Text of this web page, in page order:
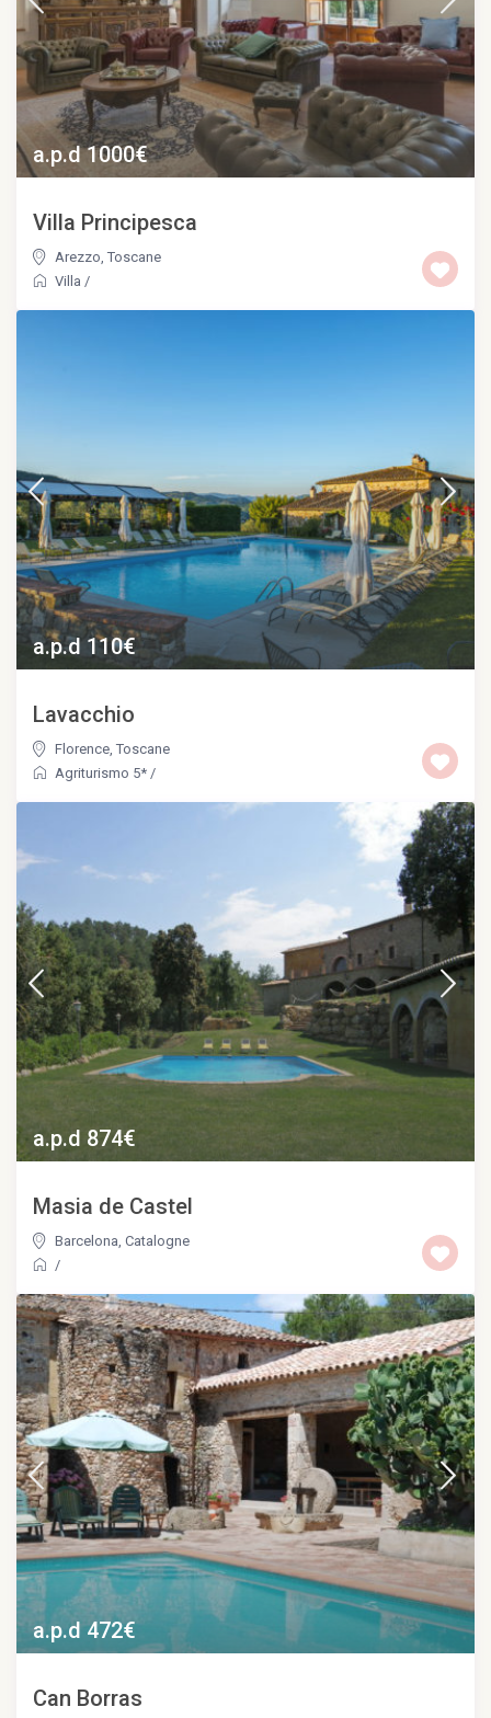
a.p.d 1000€
Villa Principesca
Arezzo,Toscane
Villa /
a.p.d 110€
Lavacchio
Florence,Toscane
Agriturismo 5* /
a.p.d 874€
Masia de Castel
Barcelona ,Catalogne
/
a.p.d 472€
Can Borras